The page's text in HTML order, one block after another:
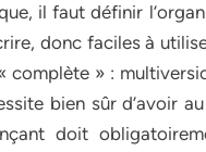
il faut définir
donc faciles à
complète » :
bien sûr d’avoir
doit